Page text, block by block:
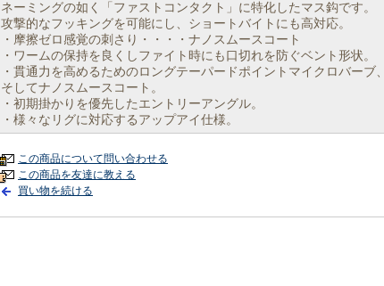
ネーミングの如く「ファストコンタクト」に特化したマス鈎です。
攻撃的なフッキングを可能にし、ショートバイトにも高対応。
・摩擦ゼロ感覚の刺さり・・・・ナノスムースコート
・ワームの保持を良くしファイト時にも口切れを防ぐベント形状。
・貫通力を高めるためのロングテーパードポイントマイクロバーブ、
そしてナノスムースコート。
・初期掛かりを優先したエントリーアングル。
・様々なリグに対応するアップアイ仕様。
この商品について問い合わせる
この商品を友達に教える
買い物を続ける